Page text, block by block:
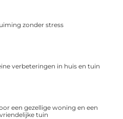
zonder stress
verbeteringen in huis en tuin
een gezellige woning en een
tuin